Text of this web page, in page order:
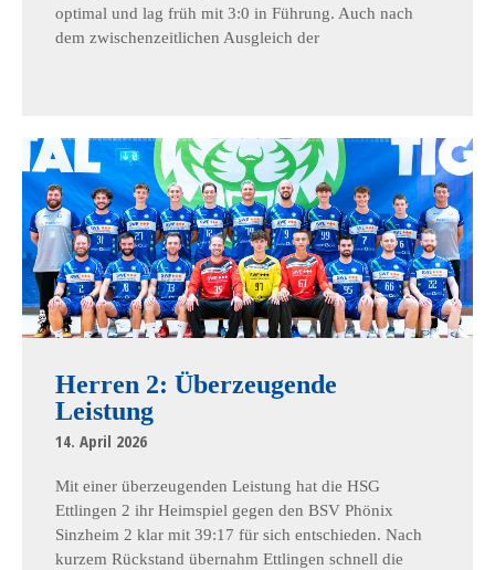
optimal und lag früh mit 3:0 in Führung. Auch nach
dem zwischenzeitlichen Ausgleich der
Herren 2: Überzeugende
Leistung
14. April 2026
Mit einer überzeugenden Leistung hat die HSG
Ettlingen 2 ihr Heimspiel gegen den BSV Phönix
Sinzheim 2 klar mit 39:17 für sich entschieden. Nach
kurzem Rückstand übernahm Ettlingen schnell die